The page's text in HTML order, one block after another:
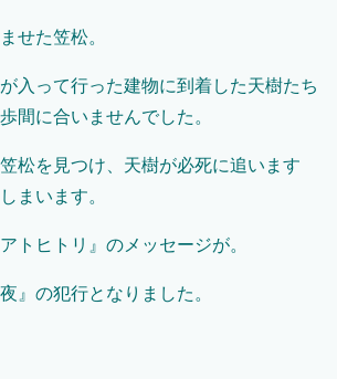
せた笠松。
入って行った建物に到着した天樹たち
間に合いませんでした。
松を見つけ、天樹が必死に追います
まいます。
トヒトリ』のメッセージが。
』の犯行となりました。